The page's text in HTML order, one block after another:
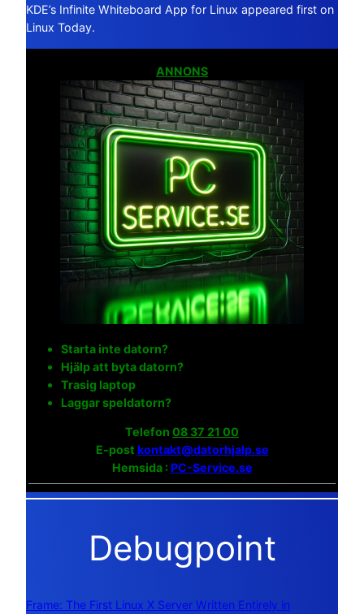
KDE’s Infinite Whiteboard App for Linux appeared first on
Linux Today.
ANNONS
Starta inte datorn?
Hjälp att byta datorn?
Trasig laptop
Laggar speldatorn?
Telefon 08 37 21 00
E-post kontakt@datorhjalp.se
Hemsida :PC-Service.se
Debugpoint
Frame: The First Linux X Server Written Entirely in